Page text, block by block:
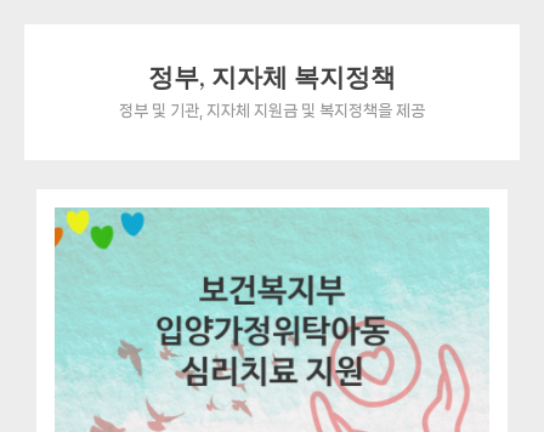
정부, 지자체 복지정책
정부 및 기관, 지자체 지원금 및 복지정책을 제공